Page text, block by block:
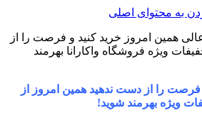
به محتوای اصلی
را از دست ندهید همین امروز از
ویژه بهرمند شوید!